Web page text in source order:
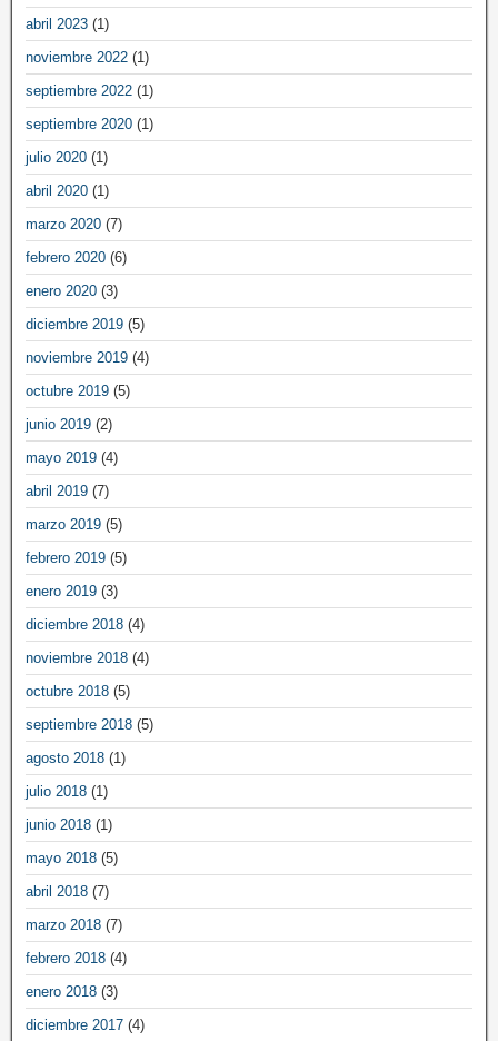
abril 2023 (1)
noviembre 2022 (1)
septiembre 2022 (1)
septiembre 2020 (1)
julio 2020 (1)
abril 2020 (1)
marzo 2020 (7)
febrero 2020 (6)
enero 2020 (3)
diciembre 2019 (5)
noviembre 2019 (4)
octubre 2019 (5)
junio 2019 (2)
mayo 2019 (4)
abril 2019 (7)
marzo 2019 (5)
febrero 2019 (5)
enero 2019 (3)
diciembre 2018 (4)
noviembre 2018 (4)
octubre 2018 (5)
septiembre 2018 (5)
agosto 2018 (1)
julio 2018 (1)
junio 2018 (1)
mayo 2018 (5)
abril 2018 (7)
marzo 2018 (7)
febrero 2018 (4)
enero 2018 (3)
diciembre 2017 (4)